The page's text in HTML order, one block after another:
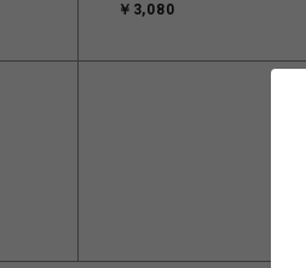
￥3,080